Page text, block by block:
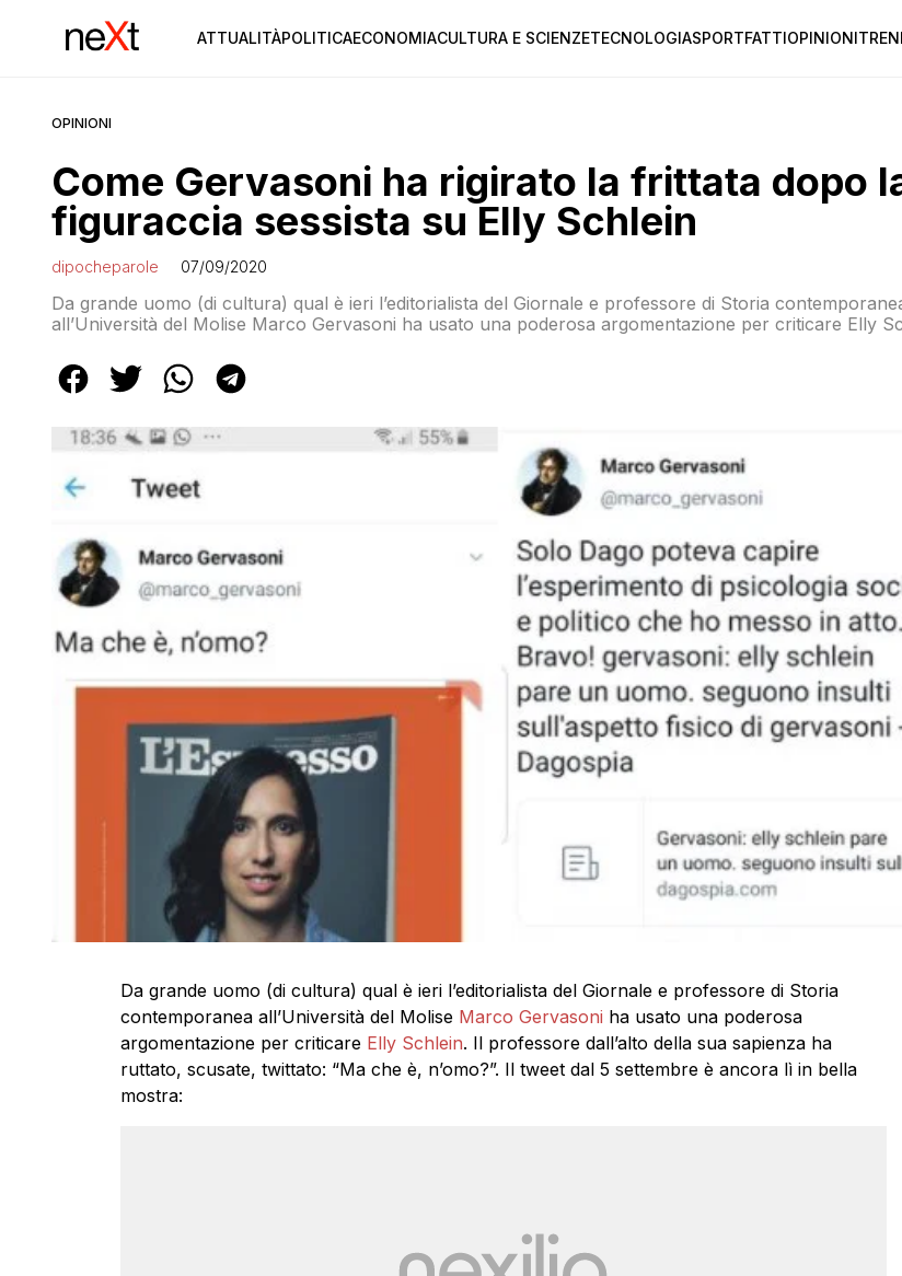
ATTUALITÀPOLITICAECONOMIACULTURA E SCIENZETECNOLOGIASPORTFATTIOPINIONI
OPINIONI
Come Gervasoni ha rigirato la frittata dopo
figuraccia sessista su Elly Schlein
dipocheparole 07/09/2020
Da grande uomo (di cultura) qual è ieri l’editorialista del Giornale e professore di Storia
all’Università del Molise Marco Gervasoni ha usato una poderosa argomentazione per criticare Elly
settembre è ancora lì in bella mostra: […]
Da grande uomo (di cultura) qual è ieri l’editorialista del Giornale e professore di Storia
contemporanea all’Università del Molise Marco Gervasoni ha usato una poderosa
argomentazione per criticare Elly Schlein. Il professore dall’alto della sua sapienza ha
ruttato, scusate, twittato: “Ma che è, n’omo?”. Il tweet dal 5 settembre è ancora lì in bella
mostra: